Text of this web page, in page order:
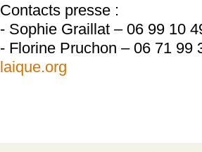
Contacts presse :
- Sophie Graillat – 06 99 10
- Florine Pruchon – 06 71 99
laique.org